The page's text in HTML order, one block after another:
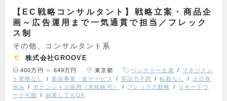
【EC戦略コンサルタント】戦略立案・商品企
画～広告運用まで一気通貫で担当／フレック
ス制
その他、コンサルタント系
株式会社GROOVE
400万円 ～ 649万円 東京都 ベンチャー企業
マネジメン
ト業務なし
新規事業・新サービス 英語力不問 転勤なし
土日祝
休み
ポテンシャル採用（未経験可） フレックス勤務
リモートワ
ーク可能
副業してもOK